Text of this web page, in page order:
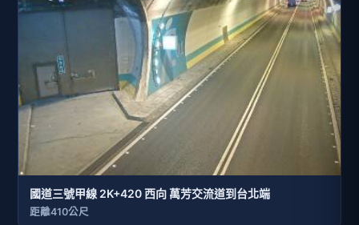
國道三號甲線 2K+420 西向 萬芳交流道到台北端
距離410公尺